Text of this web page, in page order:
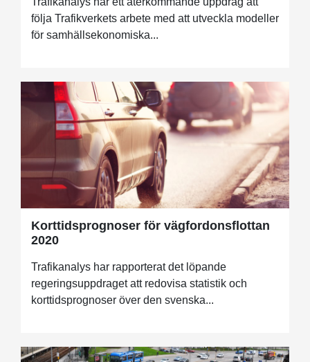
följa Trafikverkets arbete med att utveckla modeller
för samhällsekonomiska...
Korttidsprognoser för vägfordonsflottan
2020
Trafikanalys har rapporterat det löpande
regeringsuppdraget att redovisa statistik och
korttidsprognoser över den svenska...